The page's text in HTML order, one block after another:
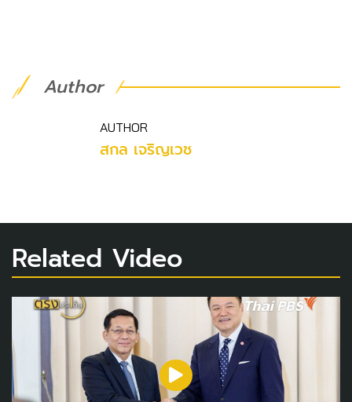
Author
AUTHOR
สกล เจริญเวช
Related Video